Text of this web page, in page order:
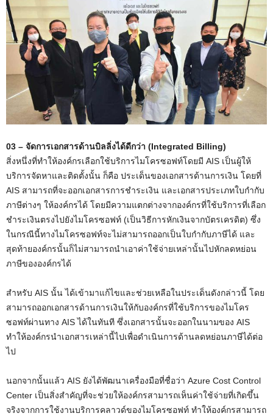
03 – จัดการเอกสารด้านบิลลิ่งได้ดีกว่า (Integrated Billing)
สิ่งหนึ่งที่ทำให้องค์กรเลือกใช้บริการไมโครซอฟท์โดยมี AIS เป็นผู้ให้
บริการจัดหาและติดตั้งนั้น ก็คือ ประเด็นของเอกสารด้านการเงิน โดยที่
AIS สามารถที่จะออกเอกสารการชำระเงิน และเอกสารประเภทใบกำกับ
ภาษีต่างๆ ให้องค์กรได้ โดยมีความแตกต่างจากองค์กรที่ใช้บริการที่เลือก
ชำระเงินตรงไปยังไมโครซอฟท์ (เป็นวิธีการหักเงินจากบัตรเครดิต) ซึ่ง
ในกรณีนี้ทางไมโครซอฟท์จะไม่สามารถออกเป็นใบกำกับภาษีได้ และ
สุดท้ายองค์กรนั้นก็ไม่สามารถนำเอาค่าใช้จ่ายเหล่านั้นไปหักลดหย่อน
ภาษีขององค์กรได้
สำหรับ AIS นั้น ได้เข้ามาแก้ไขและช่วยเหลือในประเด็นดังกล่าวนี้ โดย
สามารถออกเอกสารด้านการเงินให้กับองค์กรที่ใช้บริการของไมโคร
ซอฟท์ผ่านทาง AIS ได้ในทันที ซึ่งเอกสารนั้นจะออกในนามของ AIS
ทำให้องค์กรนำเอกสารเหล่านี้ไปเพื่อดำเนินการด้านลดหย่อนภาษีได้ต่อ
ไป
นอกจากนั้นแล้ว AIS ยังได้พัฒนาเครื่องมือที่ชื่อว่า Azure Cost Control
Center เป็นสิ่งสำคัญที่จะช่วยให้องค์กรสามารถเห็นค่าใช้จ่ายที่เกิดขึ้น
จริงจากการใช้งานบริการคลาวด์ของไมโครซอฟท์ ทำให้องค์กรสามารถ